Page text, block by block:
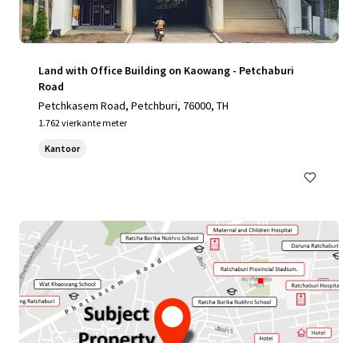
Land with Office Building on Kaowang - Petchaburi
Road
Petchkasem Road, Petchburi, 76000, TH
1.762 vierkante meter
Kantoor